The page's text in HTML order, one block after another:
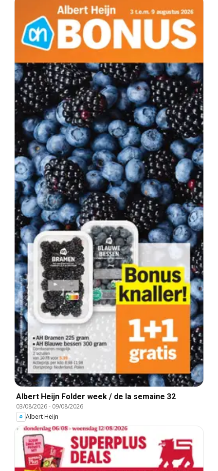
Albert Heijn Folder week / de la semaine 32
03/08/2026- 09/08/2026
Albert Heijn